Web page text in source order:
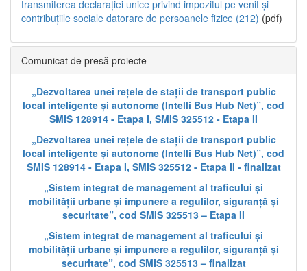
transmiterea declarației unice privind impozitul pe venit și
contribuțiile sociale datorare de persoanele fizice (212) (pdf)
Comunicat de presă proiecte
„Dezvoltarea unei rețele de stații de transport public
local inteligente și autonome (Intelli Bus Hub Net)”, cod
SMIS 128914 - Etapa I, SMIS 325512 - Etapa II
„Dezvoltarea unei rețele de stații de transport public
local inteligente și autonome (Intelli Bus Hub Net)”, cod
SMIS 128914 - Etapa I, SMIS 325512 - Etapa II - finalizat
„Sistem integrat de management al traficului și
mobilității urbane și impunere a regulilor, siguranță și
securitate”, cod SMIS 325513 – Etapa II
„Sistem integrat de management al traficului și
mobilității urbane și impunere a regulilor, siguranță și
securitate”, cod SMIS 325513 – finalizat